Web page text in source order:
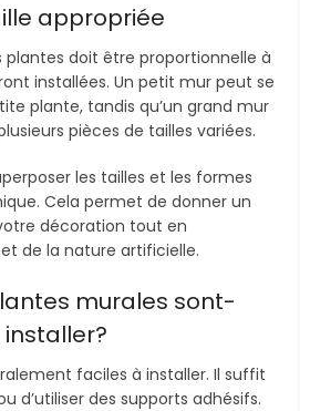
appropriée
plantes doit être proportionnelle à
installées. Un petit mur peut se
plante, tandis qu’un grand mur
pièces de tailles variées.
les tailles et les formes
Cela permet de donner un
décoration tout en
de la nature artificielle.
murales sont-
faciles à installer. Il suffit
d’utiliser des supports adhésifs.